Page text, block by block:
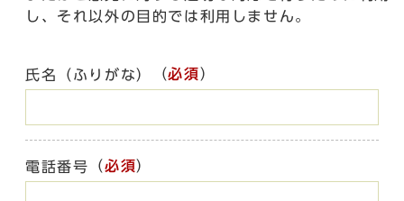
し、それ以外の目的では利用しません。
氏名（ふりがな） （必須）
電話番号 （必須）